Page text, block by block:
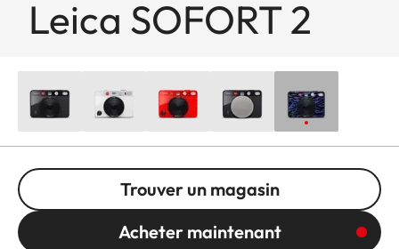
Leica SOFORT 2
Trouver un magasin
Acheter maintenant